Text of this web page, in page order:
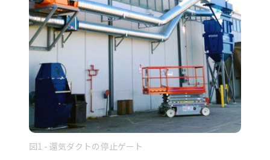
図1 - 還気ダクトの停止ゲート